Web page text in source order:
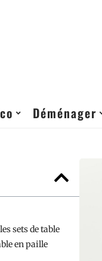
Déménager
sets de table
en paille